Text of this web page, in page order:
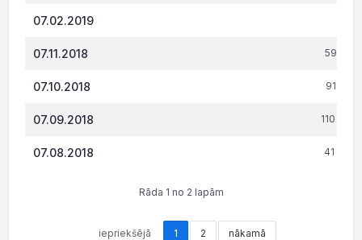
07.02.2019
07.11.2018 59
07.10.2018 91
07.09.2018 110
07.08.2018 41
Rāda 1 no 2 lapām
iepriekšējā 1 2 nākamā